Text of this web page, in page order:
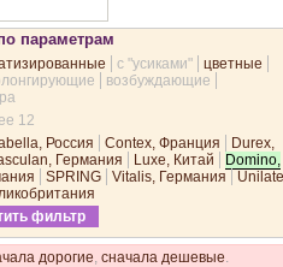
параметрам
с "усиками"
цветные
возбуждающие
12
Россия Contex, Франция
Durex,
Германия Luxe, Китай
Domino,
SPRING Vitalis, Германия
фильтр
дорогие, сначала дешевые.